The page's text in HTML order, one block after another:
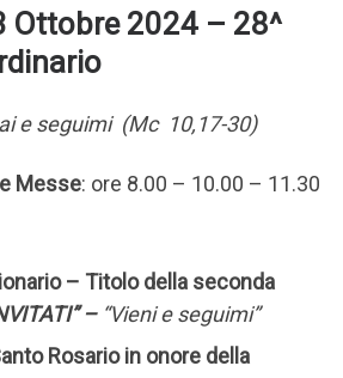
Ottobre 2024 – 28^
e seguimi (Mc 10,17-30)
Messe: ore 8.00 – 10.00 – 11.30
– Titolo della seconda
– “Vieni e seguimi”
Rosario in onore della